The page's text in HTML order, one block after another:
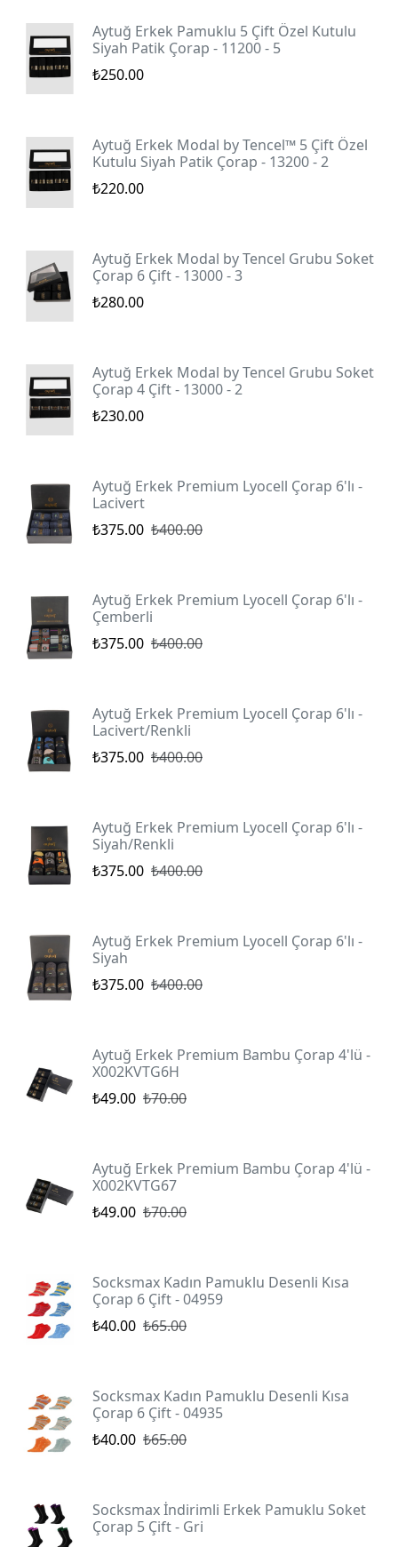
Aytuğ Erkek Pamuklu 5 Çift Özel Kutulu
Siyah Patik Çorap - 11200 - 5
₺250.00
Aytuğ Erkek Modal by Tencel™ 5 Çift Özel
Kutulu Siyah Patik Çorap - 13200 - 2
₺220.00
Aytuğ Erkek Modal by Tencel Grubu Soket
Çorap 6 Çift - 13000 - 3
₺280.00
Aytuğ Erkek Modal by Tencel Grubu Soket
Çorap 4 Çift - 13000 - 2
₺230.00
Aytuğ Erkek Premium Lyocell Çorap 6'lı -
Lacivert
₺375.00 ₺400.00
Aytuğ Erkek Premium Lyocell Çorap 6'lı -
Çemberli
₺375.00 ₺400.00
Aytuğ Erkek Premium Lyocell Çorap 6'lı -
Lacivert/Renkli
₺375.00 ₺400.00
Aytuğ Erkek Premium Lyocell Çorap 6'lı -
Siyah/Renkli
₺375.00 ₺400.00
Aytuğ Erkek Premium Lyocell Çorap 6'lı -
Siyah
₺375.00 ₺400.00
Aytuğ Erkek Premium Bambu Çorap 4'lü -
X002KVTG6H
₺49.00 ₺70.00
Aytuğ Erkek Premium Bambu Çorap 4'lü -
X002KVTG67
₺49.00 ₺70.00
Socksmax Kadın Pamuklu Desenli Kısa
Çorap 6 Çift - 04959
₺40.00 ₺65.00
Socksmax Kadın Pamuklu Desenli Kısa
Çorap 6 Çift - 04935
₺40.00 ₺65.00
Socksmax İndirimli Erkek Pamuklu Soket
Çorap 5 Çift - Gri